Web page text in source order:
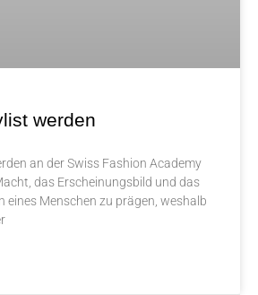
werden
an der Swiss Fashion Academy
das Erscheinungsbild und das
eines Menschen zu prägen, weshalb